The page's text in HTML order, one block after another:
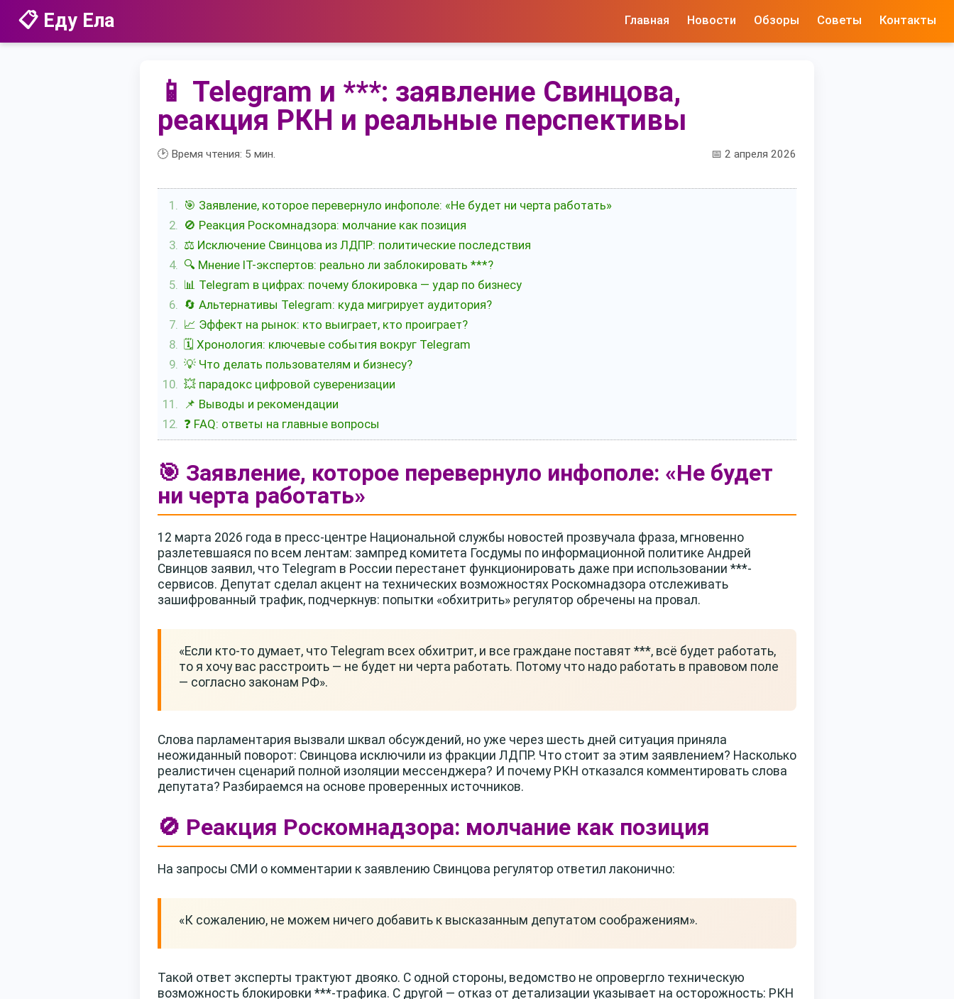
📋 Еду Ела Главная Новости Обзоры Советы Контакты
📱 Telegram и ***: заявление Свинцова,
реакция РКН и реальные перспективы
🕑 Время чтения: 5 мин. 📅 2 апреля 2026
🎯 Заявление, которое перевернуло инфополе: «Не будет ни черта работать»
🚫 Реакция Роскомнадзора: молчание как позиция
⚖️ Исключение Свинцова из ЛДПР: политические последствия
🔍 Мнение IT-экспертов: реально ли заблокировать ***?
📊 Telegram в цифрах: почему блокировка — удар по бизнесу
🔄 Альтернативы Telegram: куда мигрирует аудитория?
📈 Эффект на рынок: кто выиграет, кто проиграет?
🗓️ Хронология: ключевые события вокруг Telegram
💡 Что делать пользователям и бизнесу?
💥 парадокс цифровой суверенизации
📌 Выводы и рекомендации
❓ FAQ: ответы на главные вопросы
🎯 Заявление, которое перевернуло инфополе: «Не будет
ни черта работать»
12 марта 2026 года в пресс-центре Национальной службы новостей прозвучала фраза, мгновенно
разлетевшаяся по всем лентам: зампред комитета Госдумы по информационной политике Андрей
Свинцов заявил, что Telegram в России перестанет функционировать даже при использовании ***-
сервисов. Депутат сделал акцент на технических возможностях Роскомнадзора отслеживать
зашифрованный трафик, подчеркнув: попытки «обхитрить» регулятор обречены на провал.
«Если кто-то думает, что Telegram всех обхитрит, и все граждане поставят ***, всё будет работать,
то я хочу вас расстроить — не будет ни черта работать. Потому что надо работать в правовом поле
— согласно законам РФ».
Слова парламентария вызвали шквал обсуждений, но уже через шесть дней ситуация приняла
неожиданный поворот: Свинцова исключили из фракции ЛДПР. Что стоит за этим заявлением? Насколько
реалистичен сценарий полной изоляции мессенджера? И почему РКН отказался комментировать слова
депутата? Разбираемся на основе проверенных источников.
🚫 Реакция Роскомнадзора: молчание как позиция
На запросы СМИ о комментарии к заявлению Свинцова регулятор ответил лаконично:
«К сожалению, не можем ничего добавить к высказанным депутатом соображениям».
Такой ответ эксперты трактуют двояко. С одной стороны, ведомство не опровергло техническую
возможность блокировки ***-трафика. С другой — отказ от детализации указывает на осторожность: РКН